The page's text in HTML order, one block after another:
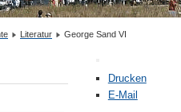
Literatur George Sand VI
Drucken
E-Mail